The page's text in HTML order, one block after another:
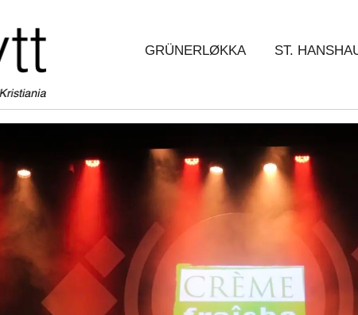
GRÜNERLØKKA ST.